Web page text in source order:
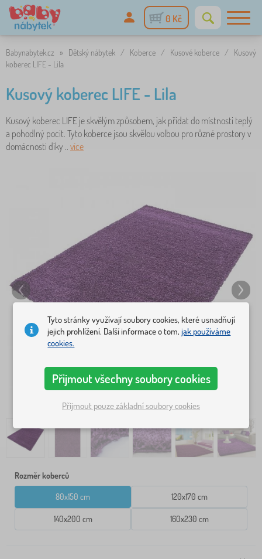
0 Kč
Babynabytek.cz » Dětský nábytek / Koberce / Kusové koberce /
Kusový
koberec LIFE - Lila
Kusový koberec LIFE - Lila
Kusový koberec LIFE je skvělým způsobem, jak přidat do místnosti teplý
a pohodlný pocit. Tyto koberce jsou skvělou volbou pro různé prostory v
domácnosti díky .. více
Rozměr koberců
80x150 cm 120x170 cm
140x200 cm 160x230 cm
Tyto stránky využívají soubory cookies, které usnadňují
jejich prohlížení. Další informace o tom,jak používáme
cookies.
Přijmout všechny soubory cookies
Přijmout pouze základní soubory cookies